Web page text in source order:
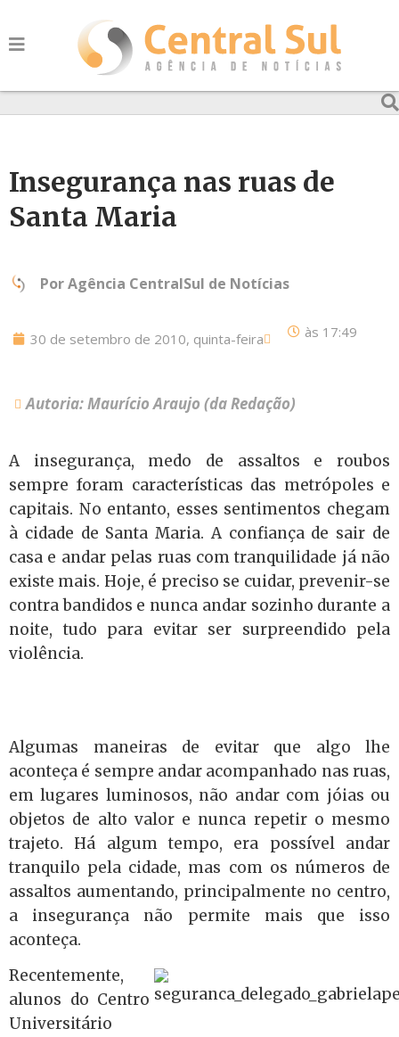
Insegurança nas ruas de
Santa Maria
PorAgência CentralSul de Notícias
30 de setembro de 2010, quinta-feira às 17:49
Autoria: Maurício Araujo (da Redação)
A insegurança, medo de assaltos e roubos
sempre foram características das metrópoles e
capitais. No entanto, esses sentimentos chegam
à cidade de Santa Maria. A confiança de sair de
casa e andar pelas ruas com tranquilidade já não
existe mais. Hoje, é preciso se cuidar, prevenir-se
contra bandidos e nunca andar sozinho durante a
noite, tudo para evitar ser surpreendido pela
violência.
Algumas maneiras de evitar que algo lhe
aconteça é sempre andar acompanhado nas ruas,
em lugares luminosos, não andar com jóias ou
objetos de alto valor e nunca repetir o mesmo
trajeto. Há algum tempo, era possível andar
tranquilo pela cidade, mas com os números de
assaltos aumentando, principalmente no centro,
a insegurança não permite mais que isso
aconteça.
Recentemente,
alunos do Centro
Universitário